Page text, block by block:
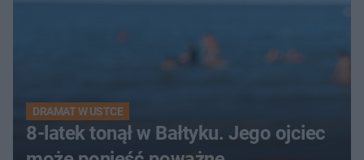
DRAMAT W USTCE
8-latek tonął w Bałtyku. Jego ojciec